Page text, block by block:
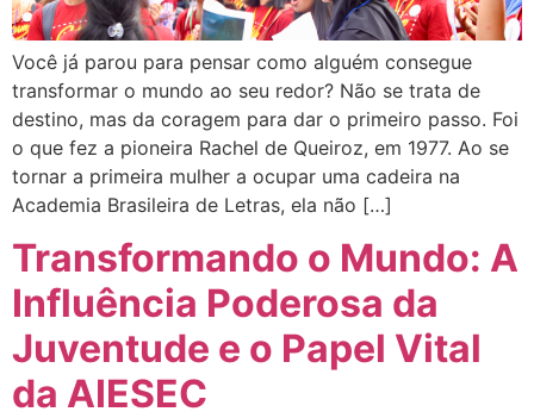
Você já parou para pensar como alguém consegue
transformar o mundo ao seu redor? Não se trata de
destino, mas da coragem para dar o primeiro passo. Foi
o que fez a pioneira Rachel de Queiroz, em 1977. Ao se
tornar a primeira mulher a ocupar uma cadeira na
Academia Brasileira de Letras, ela não […]
Transformando o Mundo: A
Influência Poderosa da
Juventude e o Papel Vital
da AIESEC